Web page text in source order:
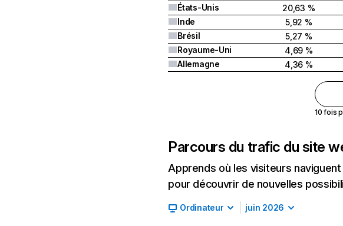
États-Unis
20,63 %
Inde
5,92 %
Brésil
5,27 %
Royaume-Uni
4,69 %
Allemagne
4,36 %
10 fois
Parcours du trafic du site
Apprends où les visiteurs
pour découvrir de nouvelles
Ordinateur juin 2026